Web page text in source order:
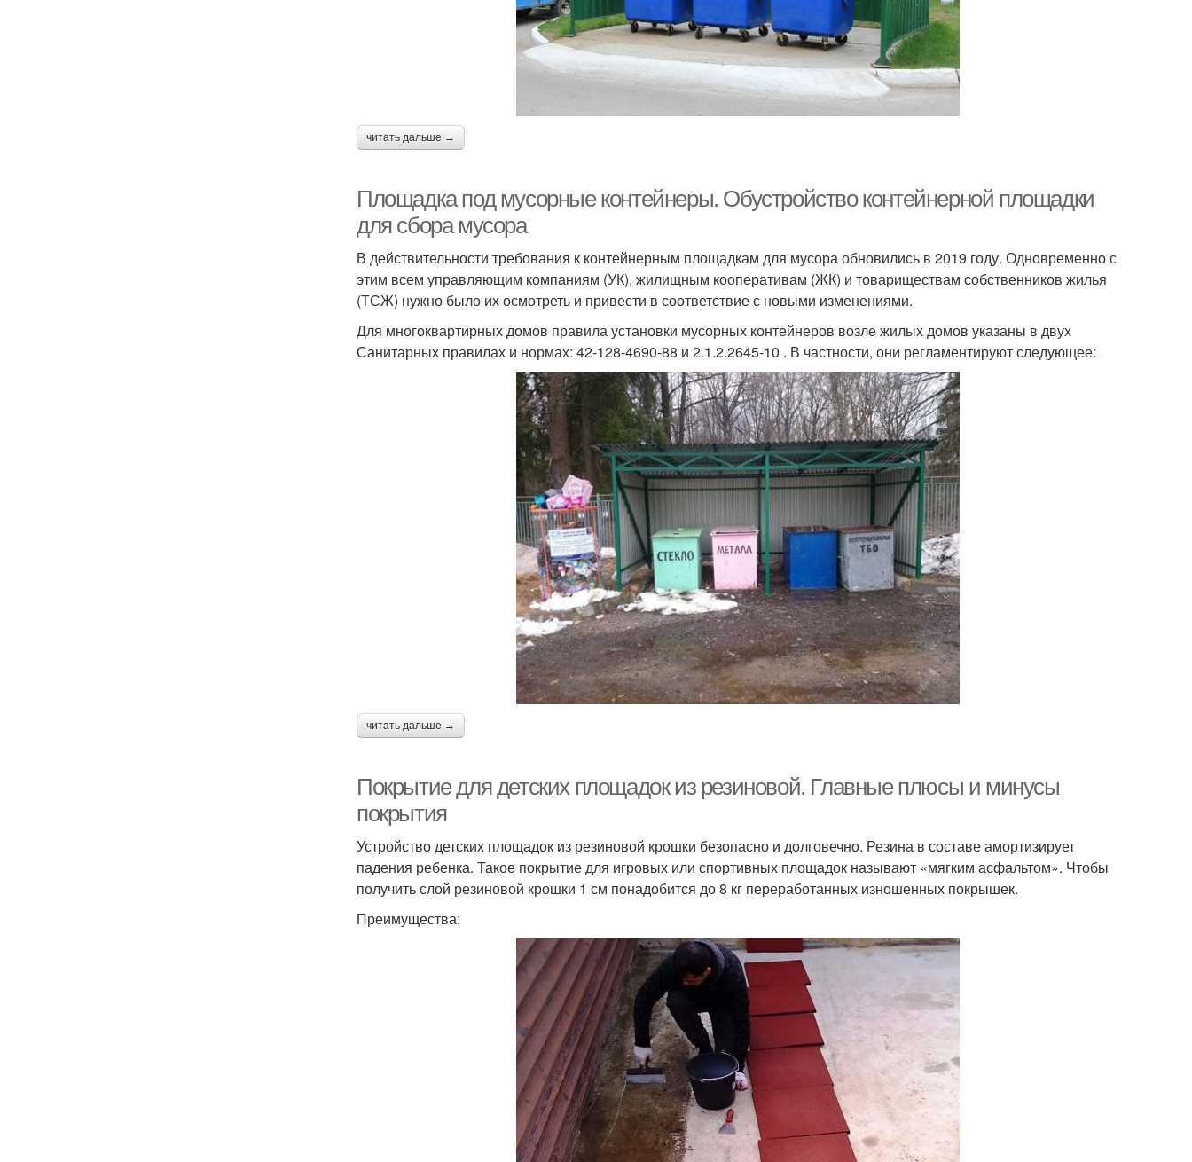
читать дальше →
Площадка под мусорные контейнеры. Обустройство контейнерной площадки
для сбора мусора
В действительности требования к контейнерным площадкам для мусора обновились в 2019 году. Одновременно с
этим всем управляющим компаниям (УК), жилищным кооперативам (ЖК) и товариществам собственников жилья
(ТСЖ) нужно было их осмотреть и привести в соответствие с новыми изменениями.
Для многоквартирных домов правила установки мусорных контейнеров возле жилых домов указаны в двух
Санитарных правилах и нормах: 42-128-4690-88 и 2.1.2.2645-10 . В частности, они регламентируют следующее:
читать дальше →
Покрытие для детских площадок из резиновой. Главные плюсы и минусы
покрытия
Устройство детских площадок из резиновой крошки безопасно и долговечно. Резина в составе амортизирует
падения ребенка. Такое покрытие для игровых или спортивных площадок называют «мягким асфальтом». Чтобы
получить слой резиновой крошки 1 см понадобится до 8 кг переработанных изношенных покрышек.
Преимущества: